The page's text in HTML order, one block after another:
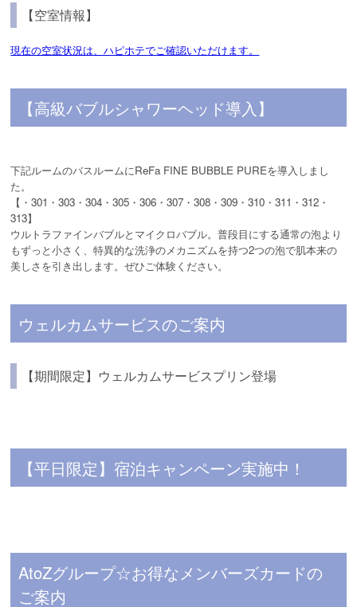
【空室情報】
現在の空室状況は、ハピホテでご確認いただけます。
【高級バブルシャワーヘッド導入】
下記ルームのバスルームにReFa FINE BUBBLE PUREを導入しまし
た。
【・301・303・304・305・306・307・308・309・310・311・312・
313】
ウルトラファインバブルとマイクロバブル。普段目にする通常の泡より
もずっと小さく、特異的な洗浄のメカニズムを持つ2つの泡で肌本来の
美しさを引き出します。ぜひご体験ください。
ウェルカムサービスのご案内
【期間限定】ウェルカムサービスプリン登場
【平日限定】宿泊キャンペーン実施中！
AtoZグループ☆お得なメンバーズカードの
ご案内